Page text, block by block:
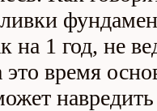
на 1 год, не
это время